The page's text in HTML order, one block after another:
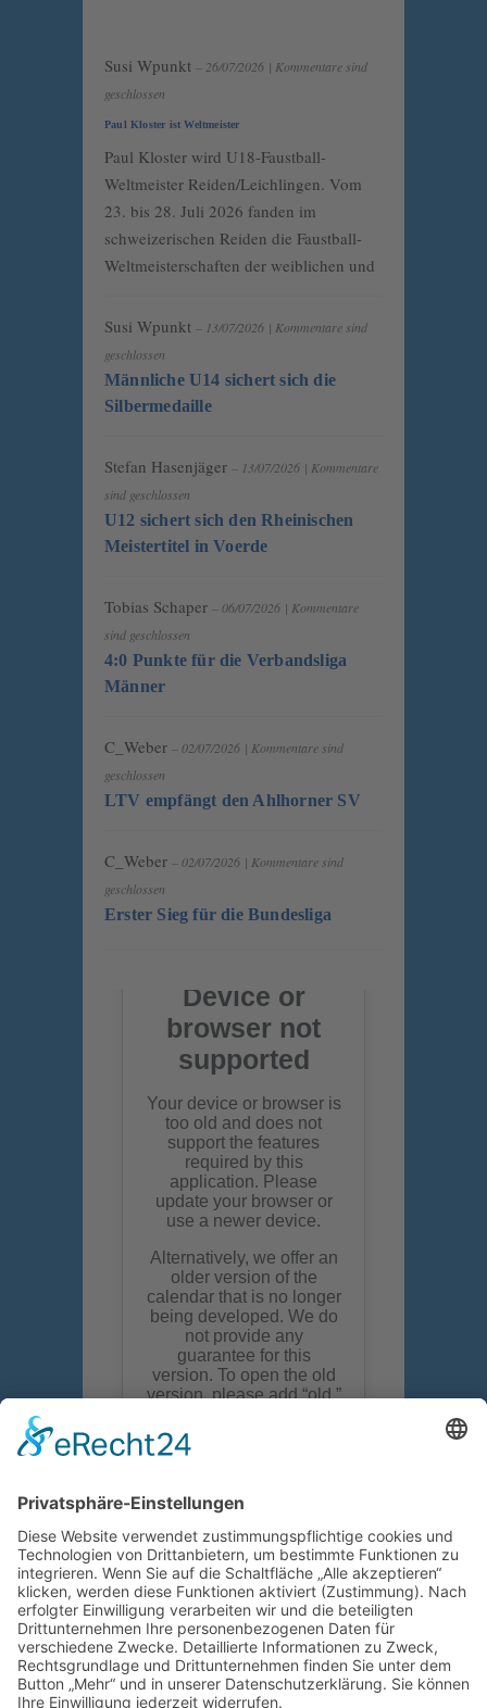
Susi Wpunkt – 26/07/2026 | Kommentare sind
geschlossen
Paul Kloster ist Weltmeister
Paul Kloster wird U18-Faustball-
Weltmeister Reiden/Leichlingen. Vom
23. bis 28. Juli 2026 fanden im
schweizerischen Reiden die Faustball-
Weltmeisterschaften der weiblichen und
Susi Wpunkt – 13/07/2026 | Kommentare sind
geschlossen
Männliche U14 sichert sich die
Silbermedaille
Stefan Hasenjäger – 13/07/2026 | Kommentare
sind geschlossen
U12 sichert sich den Rheinischen
Meistertitel in Voerde
Tobias Schaper – 06/07/2026 | Kommentare
sind geschlossen
4:0 Punkte für die Verbandsliga
Männer
C_Weber – 02/07/2026 | Kommentare sind
geschlossen
LTV empfängt den Ahlhorner SV
C_Weber – 02/07/2026 | Kommentare sind
geschlossen
Erster Sieg für die Bundesliga
Wir suchen euch